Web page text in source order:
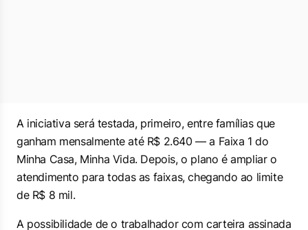
A iniciativa será testada, primeiro, entre famílias que
ganham mensalmente até R$ 2.640 — a Faixa 1 do
Minha Casa, Minha Vida. Depois, o plano é ampliar o
atendimento para todas as faixas, chegando ao limite
de R$ 8 mil.
A possibilidade de o trabalhador com carteira assinada